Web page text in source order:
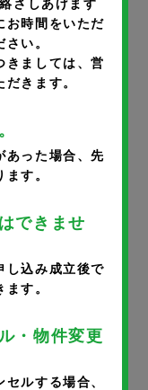
さしあげます
お時間をいただ
い。
ましては、営
きます。
あった場合、先
す。
できませ
し込み成立後で
す。
・物件変更
ルする場合、